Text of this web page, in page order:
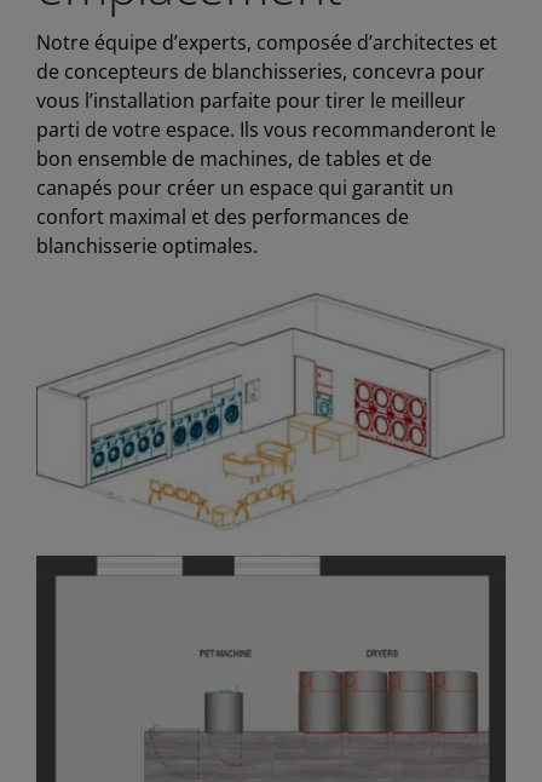
Notre équipe d’experts, composée d’architectes et
de concepteurs de blanchisseries, concevra pour
vous l’installation parfaite pour tirer le meilleur
parti de votre espace. Ils vous recommanderont le
bon ensemble de machines, de tables et de
canapés pour créer un espace qui garantit un
confort maximal et des performances de
blanchisserie optimales.